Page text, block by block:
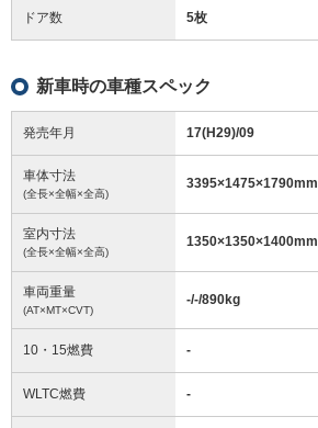
ドア数 5枚
新車時の車種スペック
発売年月 17(H29)/09
車体寸法
(全長×全幅×全高)
3395×1475×1790mm
室内寸法
(全長×全幅×全高)
1350×1350×1400mm
車両重量
(AT×MT×CVT)
-/-/890kg
10・15燃費 -
WLTC燃費 -